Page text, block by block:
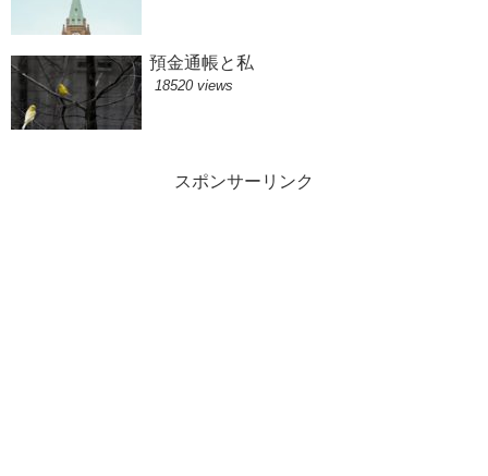
預金通帳と私
18520 views
スポンサーリンク